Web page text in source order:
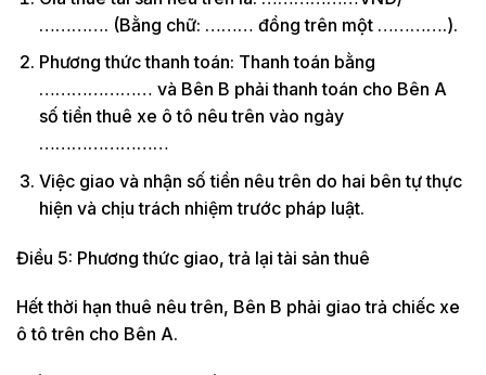
…………. (Bằng chữ: ……… đồng trên một ………….).
Phương thức thanh toán: Thanh toán bằng
………………… và Bên B phải thanh toán cho Bên A
số tiền thuê xe ô tô nêu trên vào ngày
……………………
Việc giao và nhận số tiền nêu trên do hai bên tự thực
hiện và chịu trách nhiệm trước pháp luật.
Điều 5: Phương thức giao, trả lại tài sản thuê
Hết thời hạn thuê nêu trên, Bên B phải giao trả chiếc xe
ô tô trên cho Bên A.